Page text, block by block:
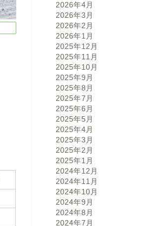
2026年4月
2026年3月
2026年2月
2026年1月
2025年12月
2025年11月
2025年10月
2025年9月
2025年8月
2025年7月
2025年6月
2025年5月
2025年4月
2025年3月
2025年2月
2025年1月
2024年12月
2024年11月
2024年10月
2024年9月
2024年8月
2024年7月